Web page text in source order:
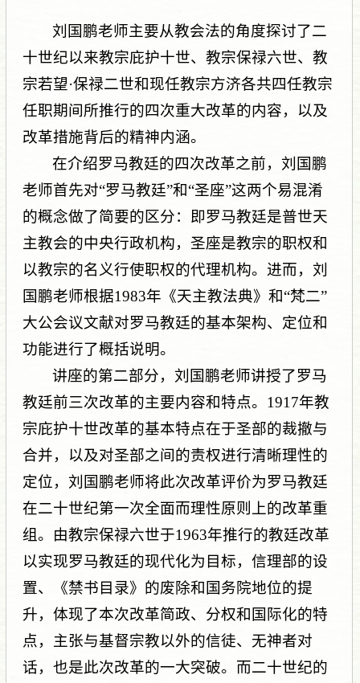
刘国鹏老师主要从教会法的角度探讨了二
十世纪以来教宗庇护十世、教宗保禄六世、教
宗若望·保禄二世和现任教宗方济各共四任教宗
任职期间所推行的四次重大改革的内容，以及
改革措施背后的精神内涵。
在介绍罗马教廷的四次改革之前，刘国鹏
老师首先对“罗马教廷”和“圣座”这两个易混淆
的概念做了简要的区分：即罗马教廷是普世天
主教会的中央行政机构，圣座是教宗的职权和
以教宗的名义行使职权的代理机构。进而，刘
国鹏老师根据1983年《天主教法典》和“梵二”
大公会议文献对罗马教廷的基本架构、定位和
功能进行了概括说明。
讲座的第二部分，刘国鹏老师讲授了罗马
教廷前三次改革的主要内容和特点。1917年教
宗庇护十世改革的基本特点在于圣部的裁撤与
合并，以及对圣部之间的责权进行清晰理性的
定位，刘国鹏老师将此次改革评价为罗马教廷
在二十世纪第一次全面而理性原则上的改革重
组。由教宗保禄六世于1963年推行的教廷改革
以实现罗马教廷的现代化为目标，信理部的设
置、《禁书目录》的废除和国务院地位的提
升，体现了本次改革简政、分权和国际化的特
点，主张与基督宗教以外的信徒、无神者对
话，也是此次改革的一大突破。而二十世纪的